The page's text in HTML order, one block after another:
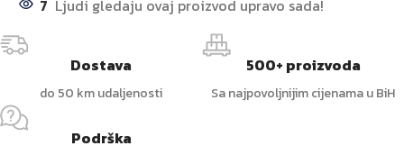
7 Ljudi gledaju ovaj proizvod upravo sada!
Dostava
do 50 km udaljenosti
500+ proizvoda
Sa najpovoljnijim cijenama u BiH
Podrška